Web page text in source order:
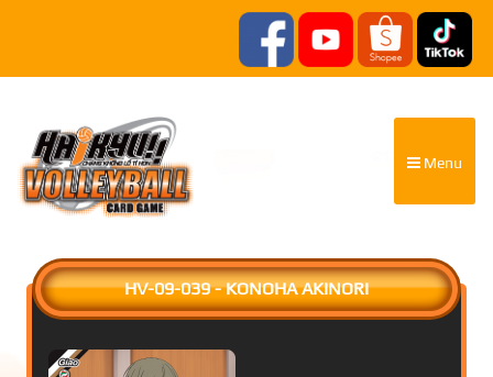
Menu
HV-09-039 - KONOHA AKINORI